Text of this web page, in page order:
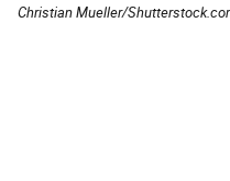
Christian Mueller/